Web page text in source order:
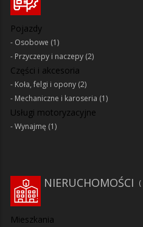
Pojazdy
Osobowe (1)
Przyczepy i naczepy (2)
Części i akcesoria
Koła, felgi i opony (2)
Mechaniczne i karoseria (1)
Usługi motoryzacyjne
Wynajmę (1)
NIERUCHOMOŚCI
Mieszkania